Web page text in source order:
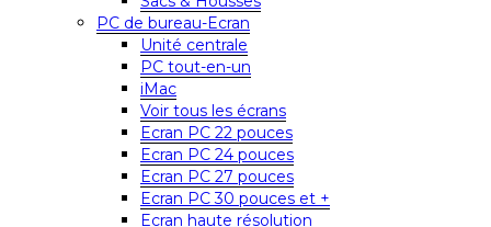
PC de bureau-Ecran
Unité centrale
PC tout-en-un
iMac
Voir tous les écrans
Ecran PC 22 pouces
Ecran PC 24 pouces
Ecran PC 27 pouces
Ecran PC 30 pouces et +
Ecran haute résolution